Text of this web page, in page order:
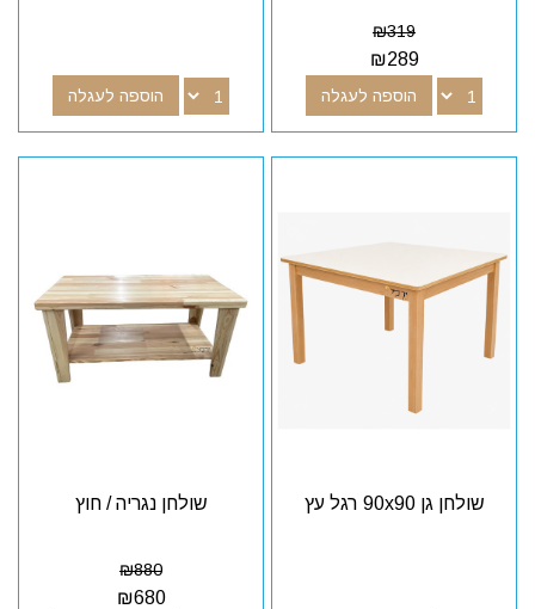
₪319
₪289
הוספה לעגלה הוספה לעגלה
שולחן גן 90x90 רגל עץ שולחן נגריה / חוץ
₪880
₪680